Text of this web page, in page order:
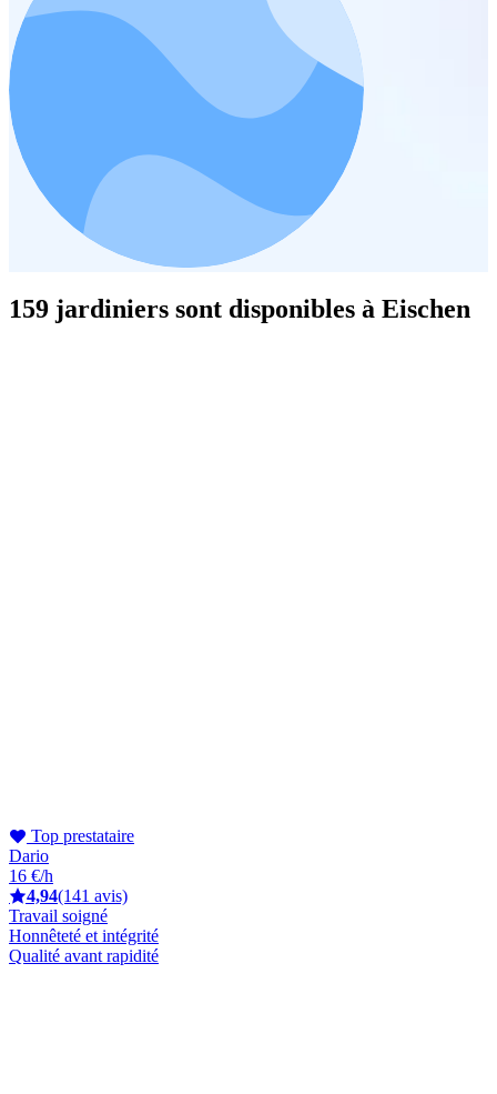
159 jardiniers sont disponibles à Eischen
Top prestataire
Dario
16 €/h
4,94(141 avis)
Travail soigné
Honnêteté et intégrité
Qualité avant rapidité